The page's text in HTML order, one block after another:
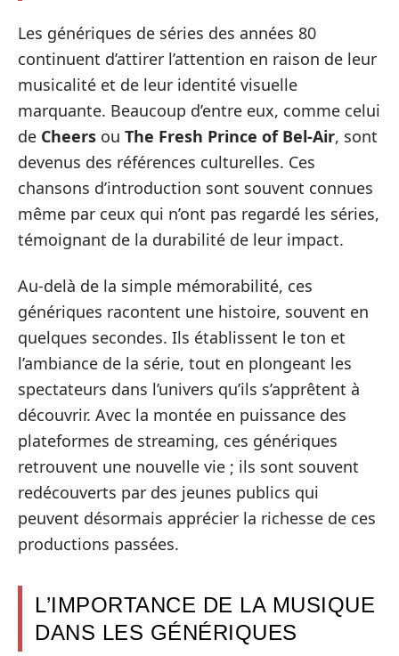
Les génériques de séries des années 80
continuent d’attirer l’attention en raison de leur
musicalité et de leur identité visuelle
marquante. Beaucoup d’entre eux, comme celui
de Cheers ou The Fresh Prince of Bel-Air, sont
devenus des références culturelles. Ces
chansons d’introduction sont souvent connues
même par ceux qui n’ont pas regardé les séries,
témoignant de la durabilité de leur impact.
Au-delà de la simple mémorabilité, ces
génériques racontent une histoire, souvent en
quelques secondes. Ils établissent le ton et
l’ambiance de la série, tout en plongeant les
spectateurs dans l’univers qu’ils s’apprêtent à
découvrir. Avec la montée en puissance des
plateformes de streaming, ces génériques
retrouvent une nouvelle vie ; ils sont souvent
redécouverts par des jeunes publics qui
peuvent désormais apprécier la richesse de ces
productions passées.
L’IMPORTANCE DE LA MUSIQUE
DANS LES GÉNÉRIQUES